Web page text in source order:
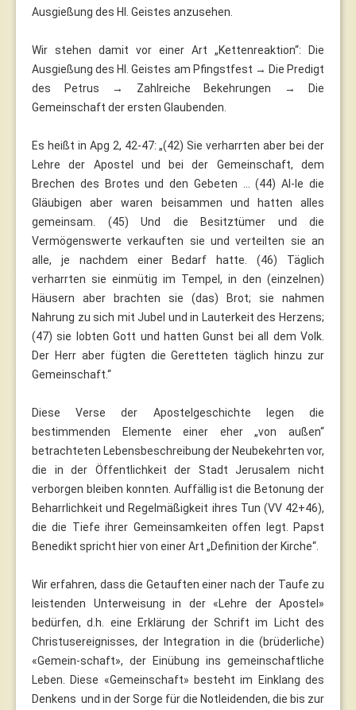
Ausgießung des Hl. Geistes anzusehen.
Wir stehen damit vor einer Art „Kettenreaktion“: Die
Ausgießung des Hl. Geistes am Pfingstfest → Die Predigt
des Petrus → Zahlreiche Bekehrungen → Die
Gemeinschaft der ersten Glaubenden.
Es heißt in Apg 2, 42-47: „(42) Sie verharrten aber bei der
Lehre der Apostel und bei der Gemeinschaft, dem
Brechen des Brotes und den Gebeten … (44) Al-le die
Gläubigen aber waren beisammen und hatten alles
gemeinsam. (45) Und die Besitztümer und die
Vermögenswerte verkauften sie und verteilten sie an
alle, je nachdem einer Bedarf hatte. (46) Täglich
verharrten sie einmütig im Tempel, in den (einzelnen)
Häusern aber brachten sie (das) Brot; sie nahmen
Nahrung zu sich mit Jubel und in Lauterkeit des Herzens;
(47) sie lobten Gott und hatten Gunst bei all dem Volk.
Der Herr aber fügten die Geretteten täglich hinzu zur
Gemeinschaft.“
Diese Verse der Apostelgeschichte legen die
bestimmenden Elemente einer eher „von außen“
betrachteten Lebensbeschreibung der Neubekehrten vor,
die in der Öffentlichkeit der Stadt Jerusalem nicht
verborgen bleiben konnten. Auffällig ist die Betonung der
Beharrlichkeit und Regelmäßigkeit ihres Tun (VV 42+46),
die die Tiefe ihrer Gemeinsamkeiten offen legt. Papst
Benedikt spricht hier von einer Art „Definition der Kirche“.
Wir erfahren, dass die Getauften einer nach der Taufe zu
leistenden Unterweisung in der «Lehre der Apostel»
bedürfen, d.h. eine Erklärung der Schrift im Licht des
Christusereignisses, der Integration in die (brüderliche)
«Gemein-schaft», der Einübung ins gemeinschaftliche
Leben. Diese «Gemeinschaft» besteht im Einklang des
Denkens und in der Sorge für die Notleidenden, die bis zur